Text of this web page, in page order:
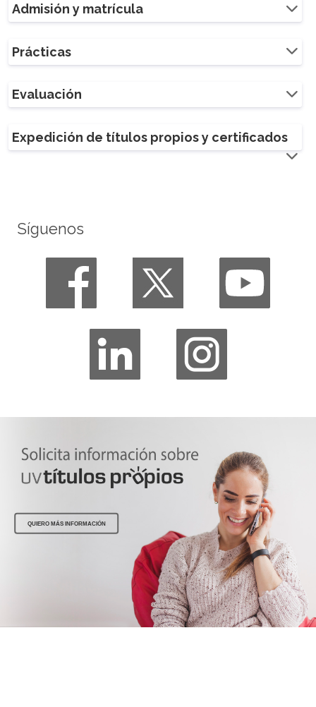
Admisión y matrícula
Prácticas
Evaluación
Expedición de títulos propios y certificados
Síguenos
QUIERO MÁS INFORMACIÓN